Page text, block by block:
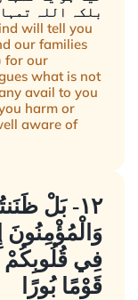
بلکہ اللہ
will tell you
our families
for our
what is not
avail to you
harm or
aware of
١٢- بَلْ
وَالْمُؤْمِنُونَ
فِي
قَوْمًا بُورًا